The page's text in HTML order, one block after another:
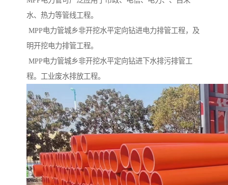
水、热力等管线工程。
MPP电力管城乡非开挖水平定向钻进电力排管工程，及
明开挖电力排管工程。
MPP电力管城乡非开挖水平定向钻进下水排污排管工
程。工业废水排放工程。